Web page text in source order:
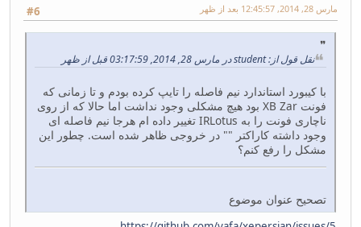
#6
مارس 28, 2014, 12:45:57 بعد از ظهر
نقل قول از: student در مارس 28, 2014, 03:17:59 قبل از ظهر
با کیبورد استاندارد نیم فاصله را تایپ کرده بودم و تا زمانی که
فونت XB Zar بود هیچ مشکلی وجود نداشت اما حالا که از روی
ناچاری فونت را به IRLotus تغییر داده ام هرجا نیم فاصله ای
وجود داشته کاراکتر "" در خروجی ظاهر شده است. چطور این
مشکل را رفع کنم؟
تصحیح عنوان موضوع